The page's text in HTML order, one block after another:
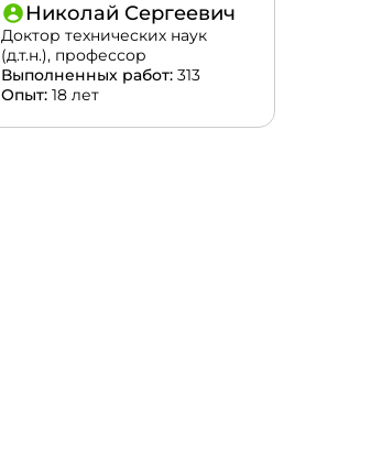
Николай Сергеевич
Доктор технических наук
(д.т.н.), профессор
Выполненных работ: 313
Опыт: 18 лет